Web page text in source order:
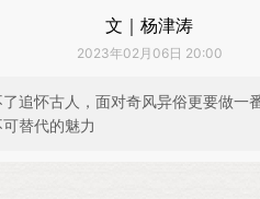
文｜杨津涛
2023年02月06日 20:00
追怀古人，面对奇风异俗更要做一
替代的魅力